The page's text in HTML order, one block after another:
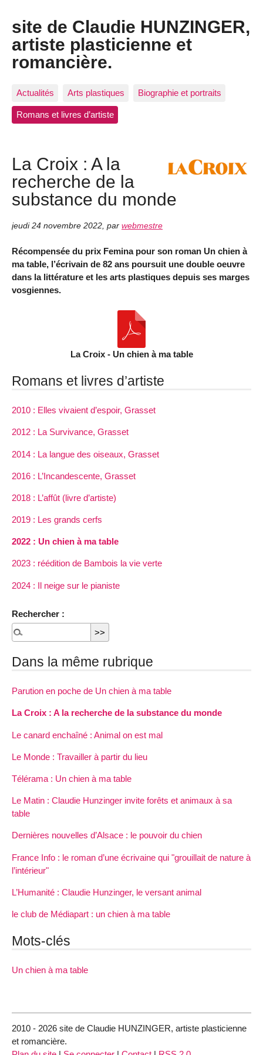
site de Claudie HUNZINGER,
artiste plasticienne et
romancière.
Actualités Arts plastiques Biographie et portraits
Romans et livres d’artiste
La Croix : A la
recherche de la
substance du monde
jeudi 24 novembre 2022 par webmestre
Récompensée du prix Femina pour son roman Un chien à
ma table, l’écrivain de 82 ans poursuit une double oeuvre
dans la littérature et les arts plastiques depuis ses marges
vosgiennes.
La Croix - Un chien à ma table
Romans et livres d’artiste
2010 : Elles vivaient d’espoir, Grasset
2012 : La Survivance, Grasset
2014 : La langue des oiseaux, Grasset
2016 : L’Incandescente, Grasset
2018 : L’affût (livre d’artiste)
2019 : Les grands cerfs
2022 : Un chien à ma table
2023 : réédition de Bambois la vie verte
2024 : Il neige sur le pianiste
Rechercher :
Dans la même rubrique
Parution en poche de Un chien à ma table
La Croix : A la recherche de la substance du monde
Le canard enchaîné : Animal on est mal
Le Monde : Travailler à partir du lieu
Télérama : Un chien à ma table
Le Matin : Claudie Hunzinger invite forêts et animaux à sa
table
Dernières nouvelles d’Alsace : le pouvoir du chien
France Info : le roman d’une écrivaine qui "grouillait de nature à
l’intérieur"
L’Humanité : Claudie Hunzinger, le versant animal
le club de Médiapart : un chien à ma table
Mots-clés
Un chien à ma table
2010 - 2026 site de Claudie HUNZINGER, artiste plasticienne
et romancière.